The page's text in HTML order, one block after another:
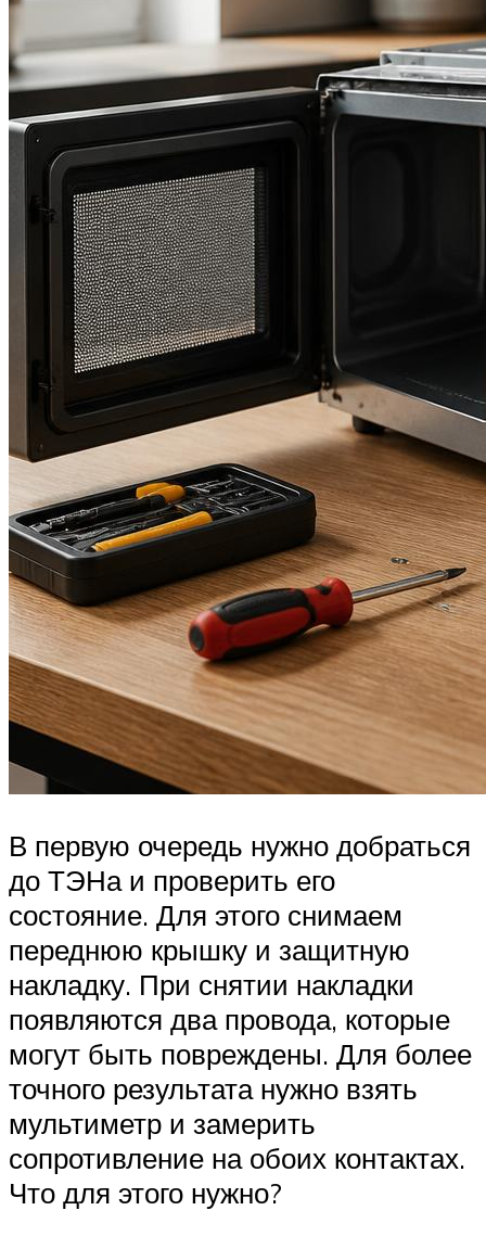
В первую очередь нужно добраться
до ТЭНа и проверить его
состояние. Для этого снимаем
переднюю крышку и защитную
накладку. При снятии накладки
появляются два провода, которые
могут быть повреждены. Для более
точного результата нужно взять
мультиметр и замерить
сопротивление на обоих контактах.
Что для этого нужно?